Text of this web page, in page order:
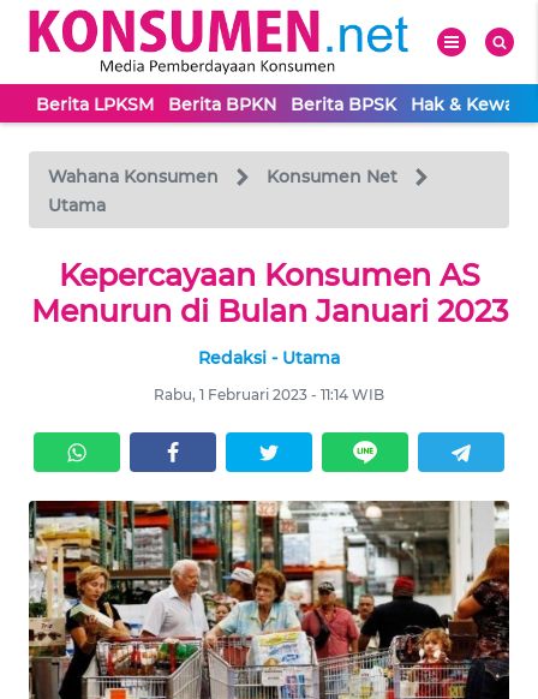
Berita LPKSM Berita BPKN Berita BPSK Hak &
Wahana Konsumen
Konsumen Net
Utama
Kepercayaan Konsumen AS
Menurun di Bulan Januari 2023
Redaksi - Utama
Rabu, 1 Februari 2023 - 11:14 WIB
TV
Tutup
LPKSM
BERITA
BPSK
HAK &
KEWAJIBAN
KONSUMEN
WAHANA
ADVOKAT